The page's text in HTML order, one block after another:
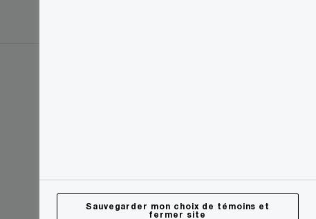
Sauvegarder mon choix de témoins et
fermer site